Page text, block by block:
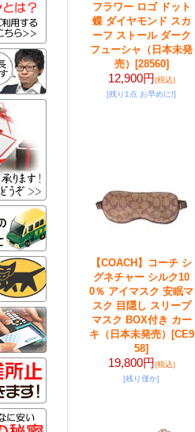
フラワー ロゴ ドット
蝶 ダイヤモンド スカ
ーフ ストール ダーク
フューシャ（日本未発
売）
[28560]
12,900円(税込)
[残り1点 お早めに!]
【COACH】コーチ シ
グネチャー シルク10
0％ アイマスク 安眠マ
スク 目隠し スリープ
マスク BOX付き カー
キ（日本未発売）
[CE9
58]
19,800円(税込)
[残り僅か]